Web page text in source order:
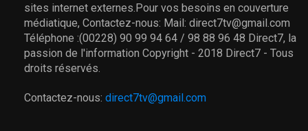
sites internet externes.Pour vos besoins en couverture
médiatique, Contactez-nous: Mail: direct7tv@gmail.com
Téléphone :(00228) 90 99 94 64 / 98 88 96 48 Direct7, la
passion de l'information Copyright - 2018 Direct7 - Tous
droits réservés.
Contactez-nous: direct7tv@gmail.com